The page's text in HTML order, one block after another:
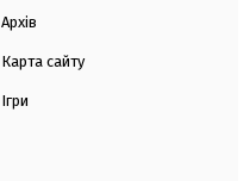
Архів
Карта сайту
Ігри